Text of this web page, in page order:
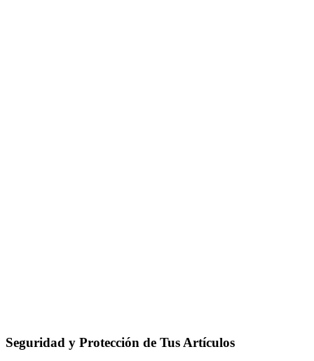
Seguridad y Protección de Tus Artículos